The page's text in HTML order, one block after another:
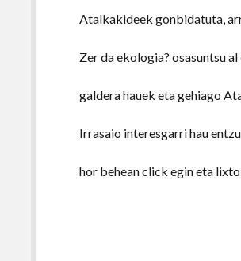
Atalkakideek gonbidatuta,
Zer da ekologia? osasuntsu
galdera hauek eta gehiago
Irrasaio interesgarri hau
hor behean click egin eta